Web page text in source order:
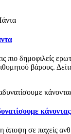
πιο δημοφιλείς
βάρους.
άποψη σε παχείς